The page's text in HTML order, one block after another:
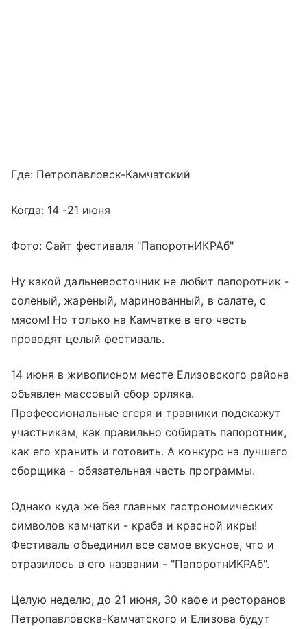
Где: Петропавловск-Камчатский
Когда: 14 -21 июня
Фото: Сайт фестиваля "ПапоротнИКРАб"
Ну какой дальневосточник не любит папоротник -
соленый, жареный, маринованный, в салате, с
мясом! Но только на Камчатке в его честь
проводят целый фестиваль.
14 июня в живописном месте Елизовского района
объявлен массовый сбор орляка.
Профессиональные егеря и травники подскажут
участникам, как правильно собирать папоротник,
как его хранить и готовить. А конкурс на лучшего
сборщика - обязательная часть программы.
Однако куда же без главных гастрономических
символов камчатки - краба и красной икры!
Фестиваль объединил все самое вкусное, что и
отразилось в его названии - "ПапоротнИКРАб".
Целую неделю, до 21 июня, 30 кафе и ресторанов
Петропавловска-Камчатского и Елизова будут